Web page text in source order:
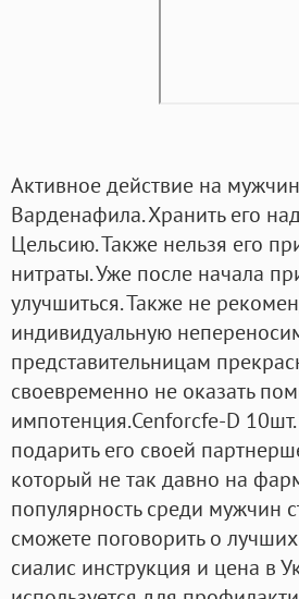
Активное действие на
Варденафила. Хранить его
Цельсию. Также нельзя его
нитраты. Уже после начала
улучшиться. Также не
индивидуальную
представительницам
своевременно не оказать
импотенция.Cenforcfe-D
подарить его своей
который не так давно на
популярность среди мужчин
сможете поговорить о
сиалис инструкция и цена в